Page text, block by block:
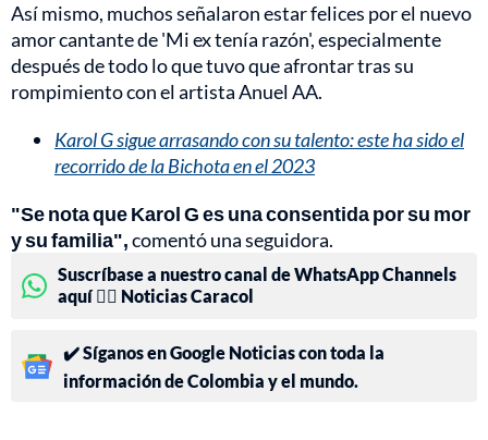
Así mismo, muchos señalaron estar felices por el nuevo
amor cantante de 'Mi ex tenía razón', especialmente
después de todo lo que tuvo que afrontar tras su
rompimiento con el artista Anuel AA.
Karol G sigue arrasando con su talento: este ha sido el
recorrido de la Bichota en el 2023
"Se nota que Karol G es una consentida por su mor
y su familia",comentó una seguidora.
Suscríbase a nuestro canal de WhatsApp Channels
aquí 👉🏻 Noticias Caracol
✔️ Síganos en Google Noticias con toda la
información de Colombia y el mundo.